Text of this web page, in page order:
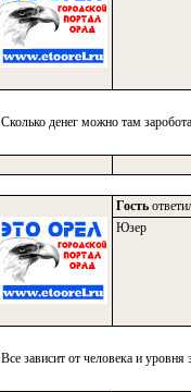
Сколько денег можно там
Гость
Юзер
Все зависит от человека и уровня